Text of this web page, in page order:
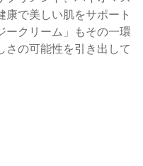
康で美しい肌をサポート
ークリーム」もその一環
さの可能性を引き出して